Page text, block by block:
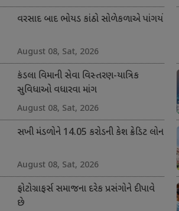
વરસાદ બાદ ભોયડ કાંઠો સોળેકળાએ પાંગર્યો
August 08, Sat, 2026
કંડલા વિમાની સેવા વિસ્તરણ-યાત્રિક
સુવિધાઓ વધારવા માંગ
August 08, Sat, 2026
સખી મંડળોને 14.05 કરોડની કેશ ક્રેડિટ લોન
August 08, Sat, 2026
ફોટોગ્રાફર્સ સમાજના દરેક પ્રસંગોને દીપાવે
છે